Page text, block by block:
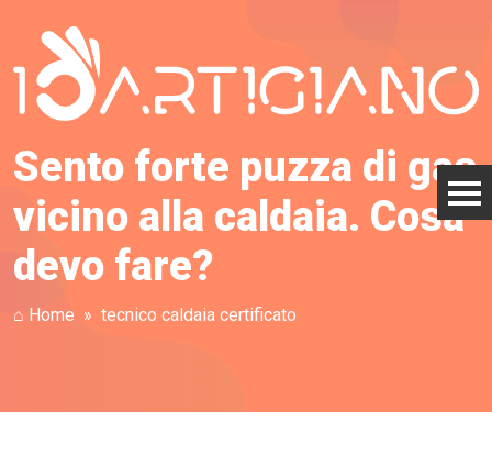
Sento forte puzza di gas
vicino alla caldaia. Cosa
devo fare?
⌂ Home tecnico caldaia certificato